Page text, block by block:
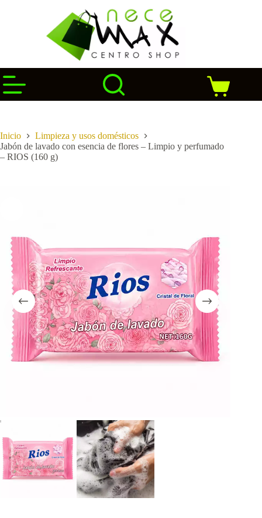
Carro
de
Inicio
Limpieza y usos domésticos
Jabón de lavado con esencia de flores – Limpio y perfumado
– RIOS (160 g)